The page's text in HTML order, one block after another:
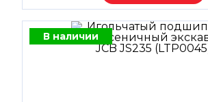
В наличии